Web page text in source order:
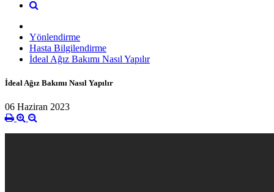
Yönlendirme
Hasta Bilgilendirme
İdeal Ağız Bakımı Nasıl Yapılır
İdeal Ağız Bakımı Nasıl Yapılır
06 Haziran 2023